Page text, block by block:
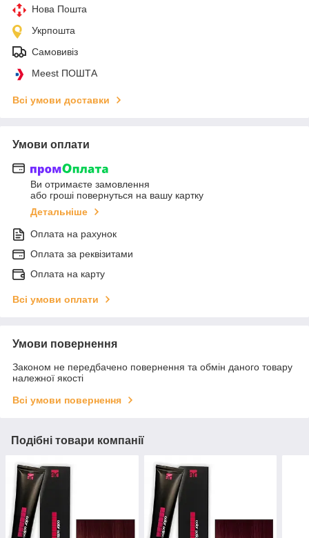
Нова Пошта
Укрпошта
Самовивіз
Meest ПОШТА
Всі умови доставки
Умови оплати
Ви отримаєте замовлення
або гроші повернуться на вашу картку
Детальніше
Оплата на рахунок
Оплата за реквізитами
Оплата на карту
Всі умови оплати
Умови повернення
Законом не передбачено повернення та обмін даного товару
належної якості
Всі умови повернення
Подібні товари компанії